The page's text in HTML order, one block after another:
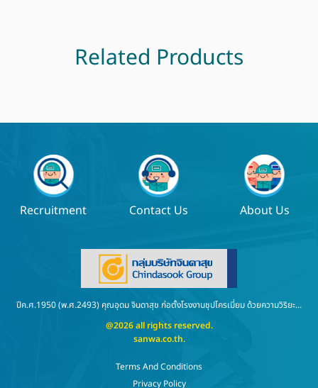
Related Products
Recruitment Contact Us About Us
ปีค.ศ.1950 (พ.ศ.2493) คุณอุดม จินดาสุข ก่อตั้งโรงงานชุปโครเมี่ยม ด้วยความวิริยะ...
@2026 all rights reserved.
sanwa.co.th.
Terms And Conditions
Privacy Policy